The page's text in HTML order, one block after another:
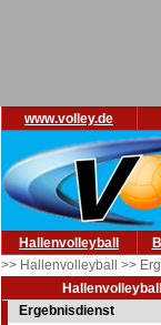
www.volley.de
Hallenvolleyball
>> Hallenvolleyball >>
Hallenvolleyball
Ergebnisdienst